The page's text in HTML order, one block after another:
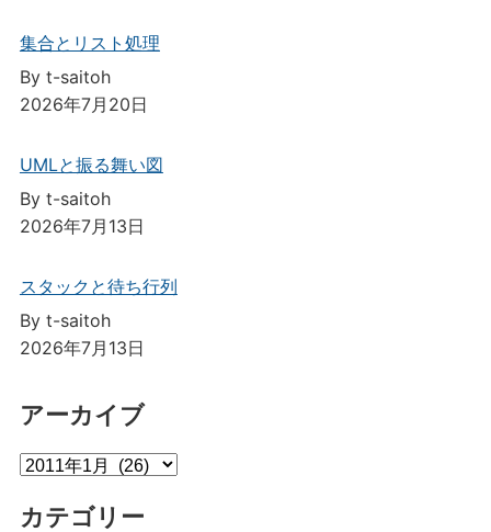
集合とリスト処理
By t-saitoh
2026年7月20日
UMLと振る舞い図
By t-saitoh
2026年7月13日
スタックと待ち行列
By t-saitoh
2026年7月13日
アーカイブ
ア
カ
カテゴリー